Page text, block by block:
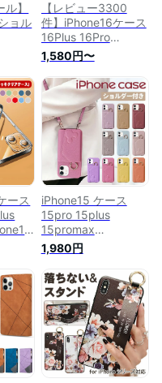
】
ョル
ス
12pro
【レビュー3300
件】iPhone16ケース
16Plus 16Pro
16ProMax iPhone15
ケース 15Plus 15Pro
iPhone14ケース
14Plus 14Pro
14Promax iPhone13
ケース 13Pro
13ProMax 13mini
iPhone12ケース
12Pro 12ProMax
12mini iPhone11ケー
ス 11pro 11promax
XR XS リング付き カ
バー 耐衝撃
1,580円〜
ース
ケー
iPhone15 ケース
15pro 15plus
15promax
iphone14pro ケース
ショルダー 14
14plus 14promax
iphone12pro カード
収納 iphone13mini
13pro ミラー付き
iphone12
iphone12mini
12promax iphone11
11pro 11promax se3
1,980円